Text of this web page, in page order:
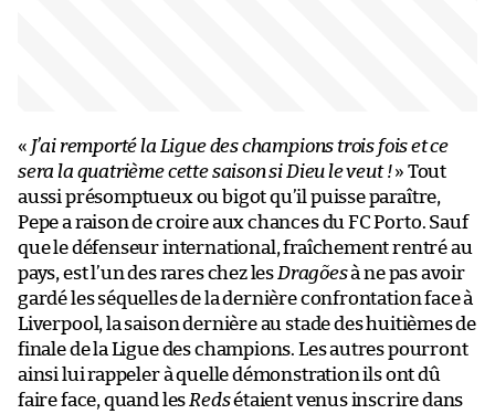
« J’ai remporté la Ligue des champions trois fois et ce
sera la quatrième cette saison si Dieu le veut !» Tout
aussi présomptueux ou bigot qu’il puisse paraître,
Pepe a raison de croire aux chances du FC Porto. Sauf
que le défenseur international, fraîchement rentré au
pays, est l’un des rares chez les Dragõesà ne pas avoir
gardé les séquelles de la dernière confrontation face à
Liverpool, la saison dernière au stade des huitièmes de
finale de la Ligue des champions. Les autres pourront
ainsi lui rappeler à quelle démonstration ils ont dû
faire face, quand les Redsétaient venus inscrire dans